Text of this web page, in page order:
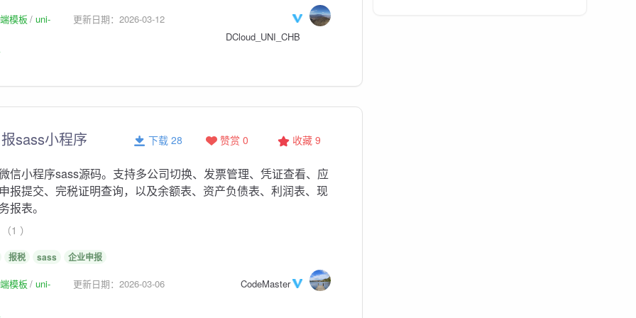
模板 uni-
更新日期：2026-03-12
DCloud_UNI_CHB
sass小程序 收藏 9
赞赏 0
下载 28
信小程序sass源码。支持多公司切换、发票管理、凭证查看、应
报提交、完税证明查询，以及余额表、资产负债表、利润表、现
报表。
（1 ）
报税 sass 企业申报
模板 uni- 更新日期：2026-03-06 CodeMaster